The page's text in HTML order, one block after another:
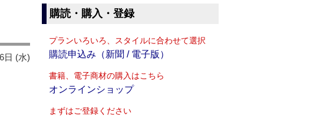
日 (水)
購読・購入・登録
プランいろいろ、スタイルに合わせて選択
購読申込み（新聞 / 電子版）
書籍、電子商材の購入はこちら
オンラインショップ
まずはご登録ください